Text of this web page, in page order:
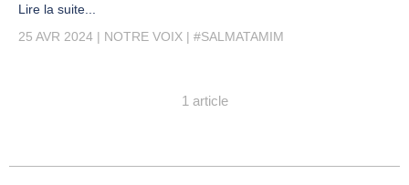
Lire la suite...
25 AVR 2024
NOTRE VOIX #SALMATAMIM
1 article